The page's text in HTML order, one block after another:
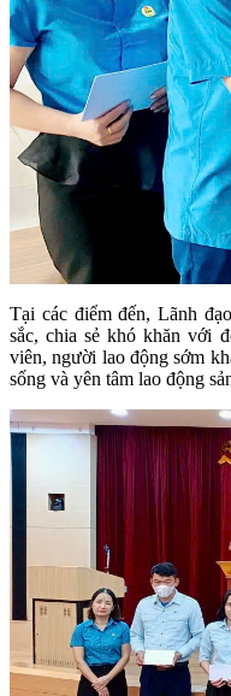
Tại các điểm đến, Lãnh
sắc, chia sẻ khó khăn với
viên, người lao động sớm
sống và yên tâm lao động